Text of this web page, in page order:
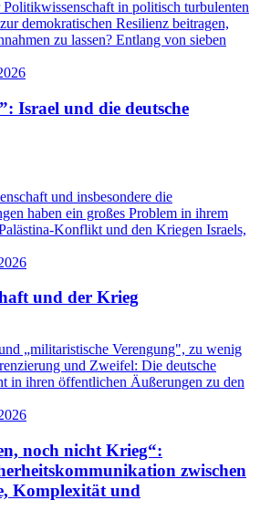
in politisch turbulenten
demokratischen Resilienz beitragen,
zu lassen? Entlang von sieben
Israel und die deutsche
und insbesondere die
haben ein großes Problem in ihrem
Konflikt und den Kriegen Israels,
und der Krieg
„militaristische Verengung", zu wenig
und Zweifel: Die deutsche
in ihren öffentlichen Äußerungen zu den
noch nicht Krieg“:
zwischen
Komplexität und